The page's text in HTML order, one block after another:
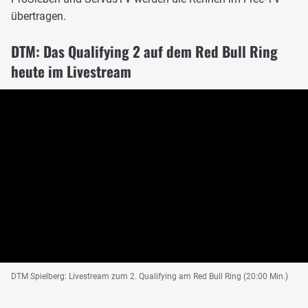
übertragen.
DTM: Das Qualifying 2 auf dem Red Bull Ring
heute im Livestream
DTM Spielberg: Livestream zum 2. Qualifying am Red Bull Ring (20:00 Min.)